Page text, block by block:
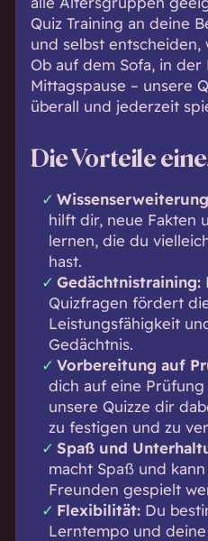
Quiz Training an deine
und selbst
Ob auf dem Sofa, in
Mittagspause – unsere
überall und jederzeit
Die Vorteile
Wissenserweiterung
hilft dir, neue Fakten
lernen, die du
hast.
Gedächtnistraining:
Quizfragen fördert
Leistungsfähigkeit
Gedächtnis.
Vorbereitung auf
dich auf eine
unsere Quizze dir
zu festigen und zu
Spaß und
macht Spaß und
Freunden gespielt
Flexibilität:Du
Lerntempo und